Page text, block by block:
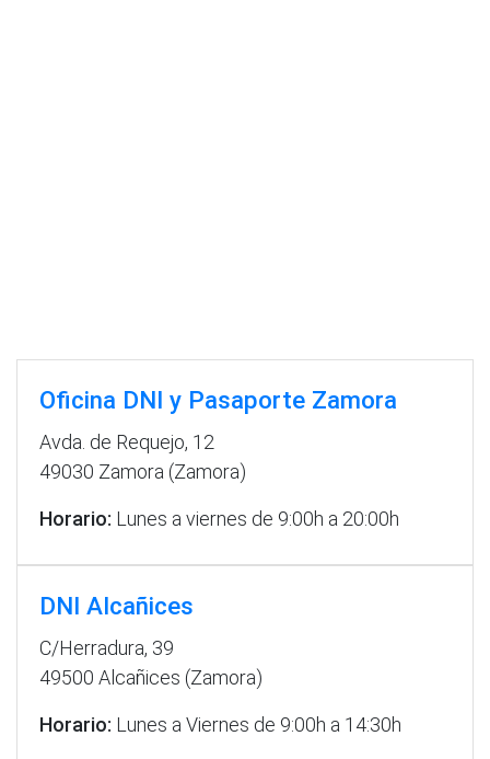
Oficina DNI y Pasaporte Zamora
Avda. de Requejo, 12
49030 Zamora (Zamora)
Horario: Lunes a viernes de 9:00h a 20:00h
DNI Alcañices
C/Herradura, 39
49500 Alcañices (Zamora)
Horario: Lunes a Viernes de 9:00h a 14:30h